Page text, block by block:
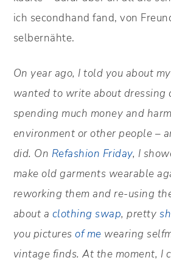
ich secondhand fand, von
selbernähte.
On year ago, I told you about
wanted to write about
spending much money and
environment or other people –
did. On Refashion Friday, I
make old garments wearable
reworking them and re-using
about a clothing swap, pretty
you picturesof me wearing
vintage finds. At the moment, I